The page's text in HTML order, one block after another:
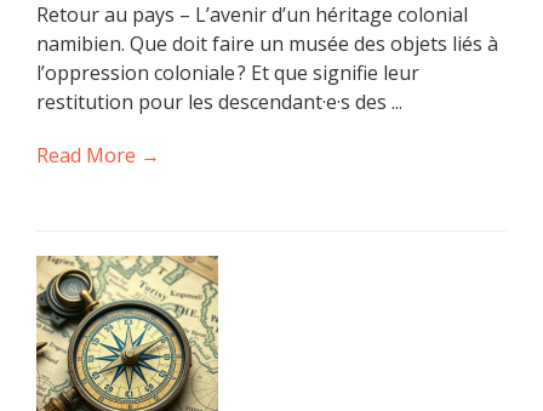
Retour au pays – L’avenir d’un héritage colonial
namibien. Que doit faire un musée des objets liés à
l’oppression coloniale ? Et que signifie leur
restitution pour les descendant·e·s des ...
Read More →